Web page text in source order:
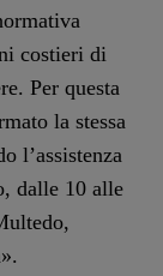
costieri di
Per questa
la stessa
l’assistenza
dalle 10 alle